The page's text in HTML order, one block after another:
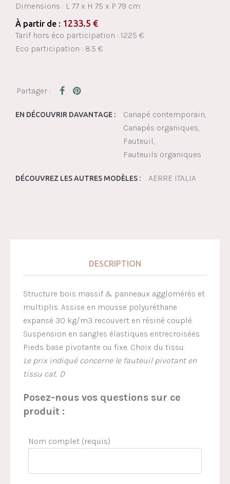
Dimensions : L 77 x H 75 x P 79 cm
À partir de : 1233.5 €
Tarif hors éco participation : 1225 €
Eco participation : 8.5 €
EN DÉCOUVRIR DAVANTAGE :
Canapé contemporain
Canapés organiques
Fauteuil
Fauteuils organiques
DÉCOUVREZ LES AUTRES MODÈLES : AERRE ITALIA
DESCRIPTION
Structure bois massif & panneaux agglomérés et
multiplis. Assise en mousse polyuréthane
expansé 30 kg/m3 recouvert en résiné couplé.
Suspension en sangles élastiques entrecroisées.
Pieds base pivotante ou fixe. Choix du tissu.
Le prix indiqué concerne le fauteuil pivotant en
tissu cat. D
Posez-nous vos questions sur ce
produit :
Nom complet (requis)